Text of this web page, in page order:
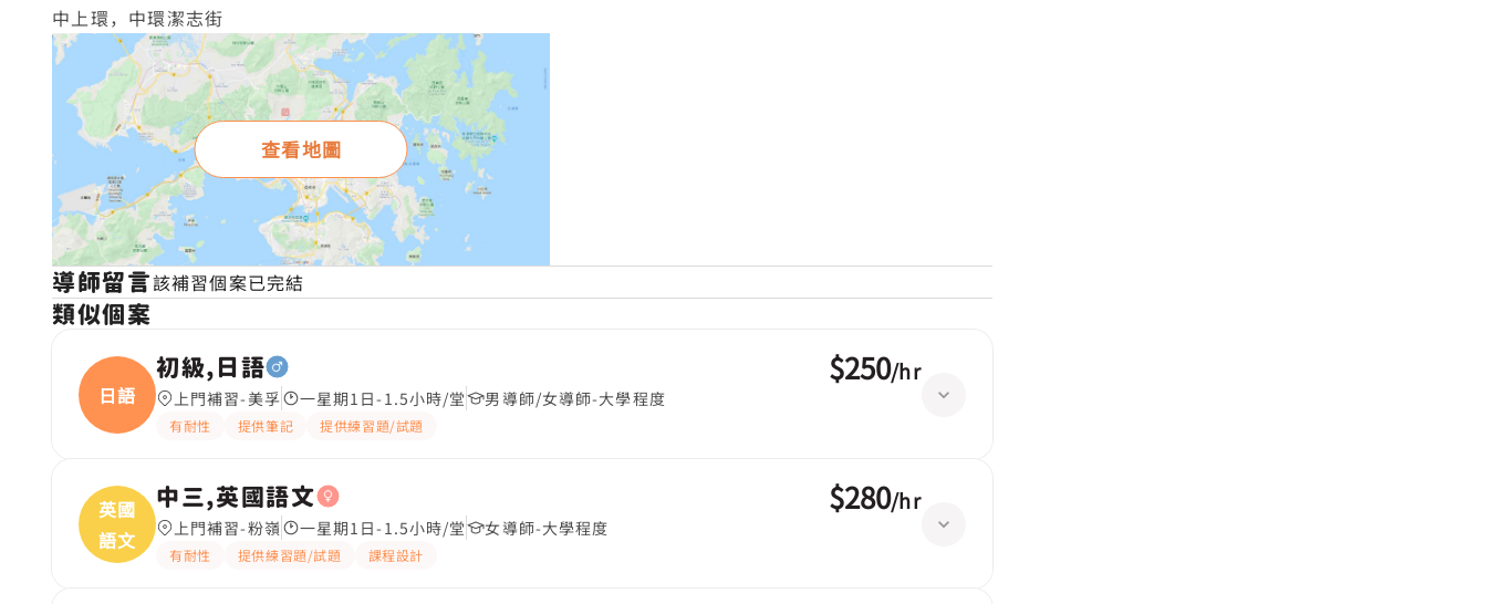
中上環，中環潔志街
查看地圖
導師留言該補習個案已完結
類似個案
日語
初級,日語
上門補習-美孚 一星期1日-1.5小時/堂 男導師/女導師-大學程度
有耐性 提供筆記 提供練習題/試題
$250/hr
英國
語文
中三,英國語文
上門補習-粉嶺 一星期1日-1.5小時/堂 女導師-大學程度
有耐性 提供練習題/試題 課程設計
$280/hr